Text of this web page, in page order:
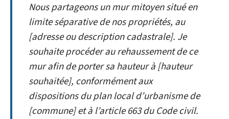
Nous partageons un mur mitoyen situé en
limite séparative de nos propriétés, au
[adresse ou description cadastrale]. Je
souhaite procéder au rehaussement de ce
mur afin de porter sa hauteur à [hauteur
souhaitée], conformément aux
dispositions du plan local d’urbanisme de
[commune] et à l’article 663 du Code civil.